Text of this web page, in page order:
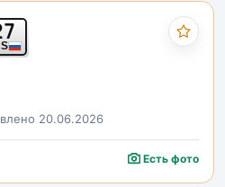
20.06.2026
Есть фото